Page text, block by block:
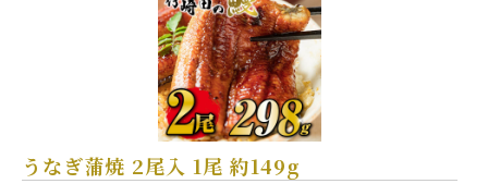
うなぎ蒲焼 2尾入 1尾 約149g